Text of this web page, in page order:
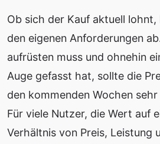
Ob sich der Kauf aktuell
den eigenen Anforderungen
aufrüsten muss und ohnehin
Auge gefasst hat, sollte die
den kommenden Wochen
Für viele Nutzer, die Wert auf
Verhältnis von Preis, Leistung